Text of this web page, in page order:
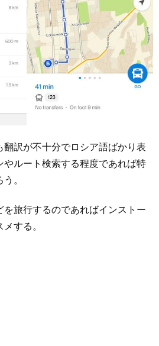
訳が不十分でロシア語ばかり表
やルート検索する程度であれば特
。
を旅行するのであればインストー
する。